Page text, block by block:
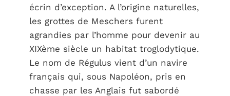
écrin d’exception. A l’origine naturelles,
les grottes de Meschers furent
agrandies par l’homme pour devenir au
XIXème siècle un habitat troglodytique.
Le nom de Régulus vient d’un navire
français qui, sous Napoléon, pris en
chasse par les Anglais fut sabordé